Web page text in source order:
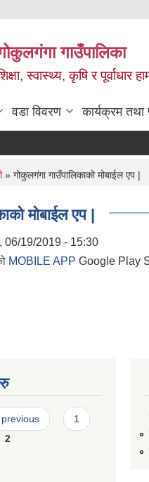
गाउँपालिका
स्वास्थ्य, कृषि र पूर्वाधार
वडा विवरण कार्यक्रम तथा
» गोकुलगंगा गाउँपालिकाको मोबाईल एप |
मोबाईल एप |
06/19/2019 - 15:30
MOBILE APP Google Play
previous
1
2